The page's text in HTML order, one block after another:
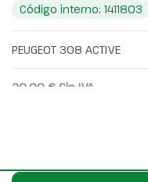
Código interno: 1411803
PEUGEOT 308 ACTIVE
20,00 € Sin IVA